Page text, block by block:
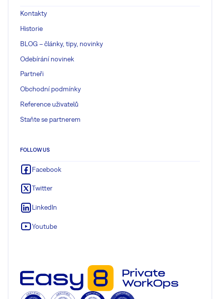
Kontakty
Historie
BLOG – články, tipy, novinky
Odebírání novinek
Partneři
Obchodní podmínky
Reference uživatelů
Staňte se partnerem
FOLLOW US
Facebook
Twitter
LinkedIn
Youtube